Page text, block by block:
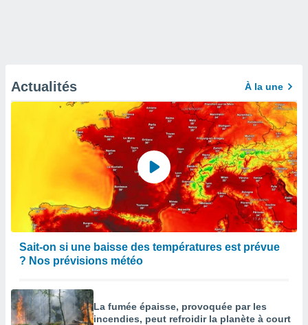
Actualités À la une
Sait-on si une baisse des températures est prévue
? Nos prévisions météo
La fumée épaisse, provoquée par les
incendies, peut refroidir la planète à court